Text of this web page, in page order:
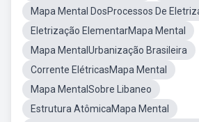
Mapa Mental DosProcessos De
Eletrização ElementarMapa Mental
Mapa MentalUrbanização Brasileira
Corrente ElétricasMapa Mental
Mapa MentalSobre Libaneo
Estrutura AtômicaMapa Mental